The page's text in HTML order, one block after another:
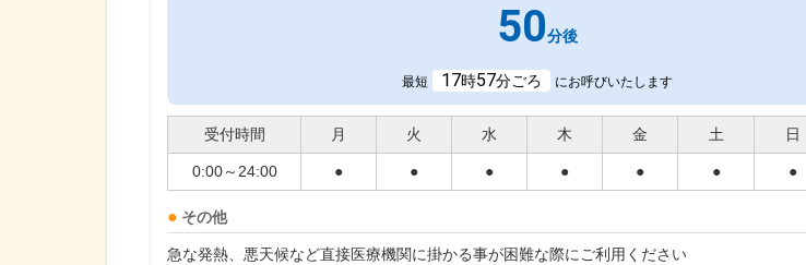
50分後
最短 17時57分ごろ にお呼びいたします
受付時間 月 火 水 木 金 土 日
0:00～24:00 ● ● ● ● ● ● ●
その他
急な発熱、悪天候など直接医療機関に掛かる事が困難な際にご利用ください